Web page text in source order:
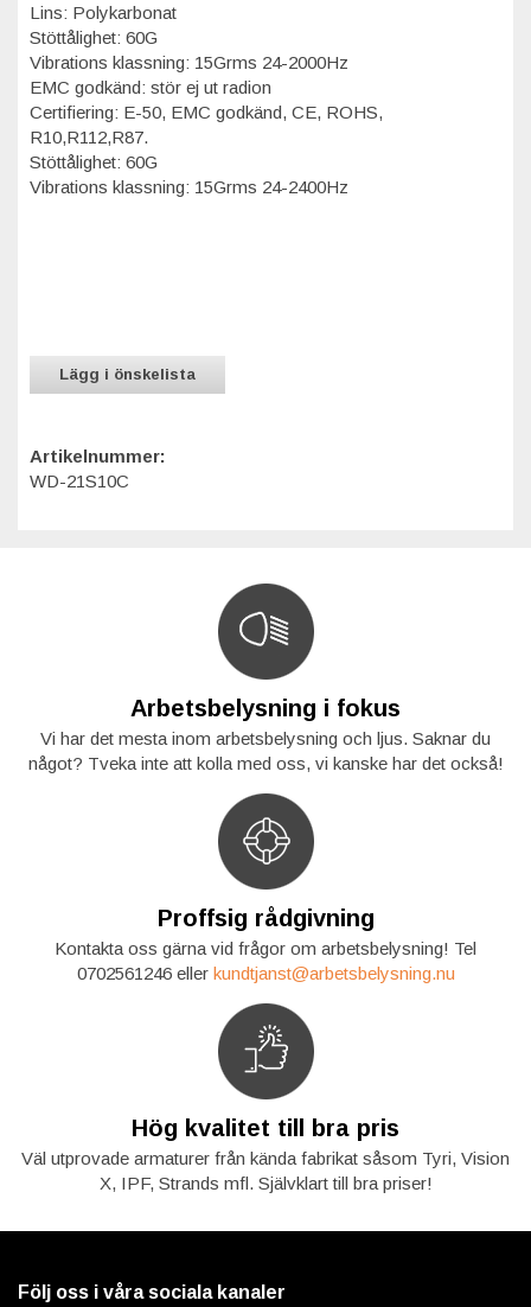
Lins: Polykarbonat
Stöttålighet: 60G
Vibrations klassning: 15Grms 24-2000Hz
EMC godkänd: stör ej ut radion
Certifiering: E-50, EMC godkänd, CE, ROHS,
R10,R112,R87.
Stöttålighet: 60G
Vibrations klassning: 15Grms 24-2400Hz
Lägg i önskelista
Artikelnummer:
WD-21S10C
Arbetsbelysning i fokus
Vi har det mesta inom arbetsbelysning och ljus. Saknar du
något? Tveka inte att kolla med oss, vi kanske har det också!
Proffsig rådgivning
Kontakta oss gärna vid frågor om arbetsbelysning! Tel
0702561246 eller kundtjanst@arbetsbelysning.nu
Hög kvalitet till bra pris
Väl utprovade armaturer från kända fabrikat såsom Tyri, Vision
X, IPF, Strands mfl. Självklart till bra priser!
Följ oss i våra sociala kanaler